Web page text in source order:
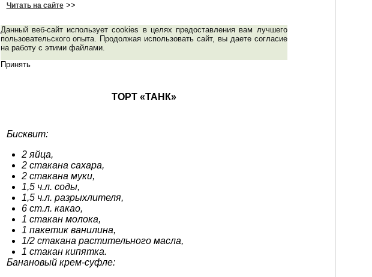
Читать на сайте>>
Данный веб-сайт использует cookies в целях предоставления вам лучшего
пользовательского опыта. Продолжая использовать сайт, вы даете согласие
на работу с этими файлами.
Принять
ТОРТ «ТАНК»
Бисквит:
2 яйца,
2 стакана сахара,
2 стакана муки,
1,5 ч.л. соды,
1,5 ч.л. разрыхлителя,
6 ст.л. какао,
1 стакан молока,
1 пакетик ванилина,
1/2 стакана растительного масла,
1 стакан кипятка.
Банановый крем-суфле: